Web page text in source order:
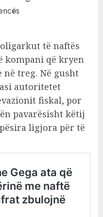
të naftës
kompani që kryen
në treg. Në gusht
autoritetet
fiskal, por
pavarësisht këtij
ligjora për të